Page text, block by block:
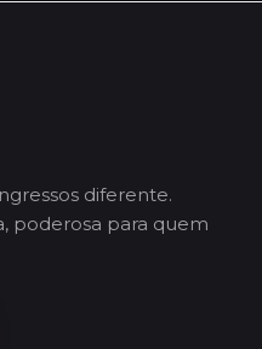
diferente.
poderosa para quem